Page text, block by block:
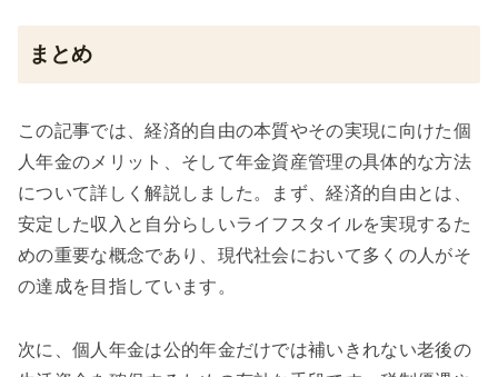
まとめ
この記事では、経済的自由の本質やその実現に向けた個
人年金のメリット、そして年金資産管理の具体的な方法
について詳しく解説しました。まず、経済的自由とは、
安定した収入と自分らしいライフスタイルを実現するた
めの重要な概念であり、現代社会において多くの人がそ
の達成を目指しています。
次に、個人年金は公的年金だけでは補いきれない老後の